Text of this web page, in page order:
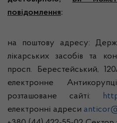
повідомлення:
на поштову адресу:
лікарських засобів та
просп. Берестейський,
електронне
розташоване сайті:
електронні адреси